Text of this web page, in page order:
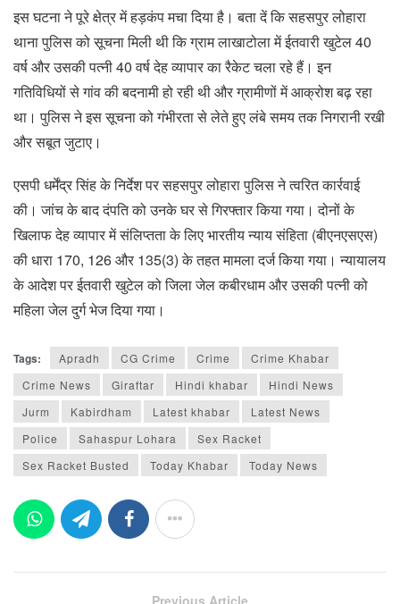
इस घटना ने पूरे क्षेत्र में हड़कंप मचा दिया है। बता दें कि सहसपुर लोहारा
थाना पुलिस को सूचना मिली थी कि ग्राम लाखाटोला में ईतवारी खुटेल 40
वर्ष और उसकी पत्नी 40 वर्ष देह व्यापार का रैकेट चला रहे हैं। इन
गतिविधियों से गांव की बदनामी हो रही थी और ग्रामीणों में आक्रोश बढ़ रहा
था। पुलिस ने इस सूचना को गंभीरता से लेते हुए लंबे समय तक निगरानी रखी
और सबूत जुटाए।
एसपी धर्मेंद्र सिंह के निर्देश पर सहसपुर लोहारा पुलिस ने त्वरित कार्रवाई
की। जांच के बाद दंपति को उनके घर से गिरफ्तार किया गया। दोनों के
खिलाफ देह व्यापार में संलिप्तता के लिए भारतीय न्याय संहिता (बीएनएसएस)
की धारा 170, 126 और 135(3) के तहत मामला दर्ज किया गया। न्यायालय
के आदेश पर ईतवारी खुटेल को जिला जेल कबीरधाम और उसकी पत्नी को
महिला जेल दुर्ग भेज दिया गया।
Tags: Apradh CG Crime Crime
Crime Khabar
Crime News
Giraftar Hindi khabar
Hindi News
Jurm
Kabirdham Latest khabar
Latest News
Police
Sahaspur Lohara
Sex Racket
Sex Racket Busted
Today Khabar Today News
Previous Article